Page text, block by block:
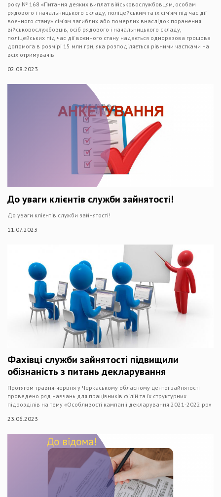
року № 168 «Питання деяких виплат військовослужбовцям, особам
рядового і начальницького складу, поліцейським та їх сім’ям під час дії
воєнного стану» сім’ям загиблих або померлих внаслідок поранення
військовослужбовців, осіб рядового і начальницького складу,
поліцейських під час дії воєнного стану надається одноразова грошова
допомога в розмірі 15 млн грн, яка розподіляється рівними частками на
всіх отримувачів
02.08.2023
До уваги клієнтів служби зайнятості!
До уваги клієнтів служби зайнятості!
11.07.2023
Фахівці служби зайнятості підвищили
обізнаність з питань декларування
Протягом травня-червня у Черкаському обласному центрі зайнятості
проведено ряд навчань для працівників філій та їх структурних
підрозділів на тему «Особливості кампанії декларування 2021-2022 рр»
23.06.2023